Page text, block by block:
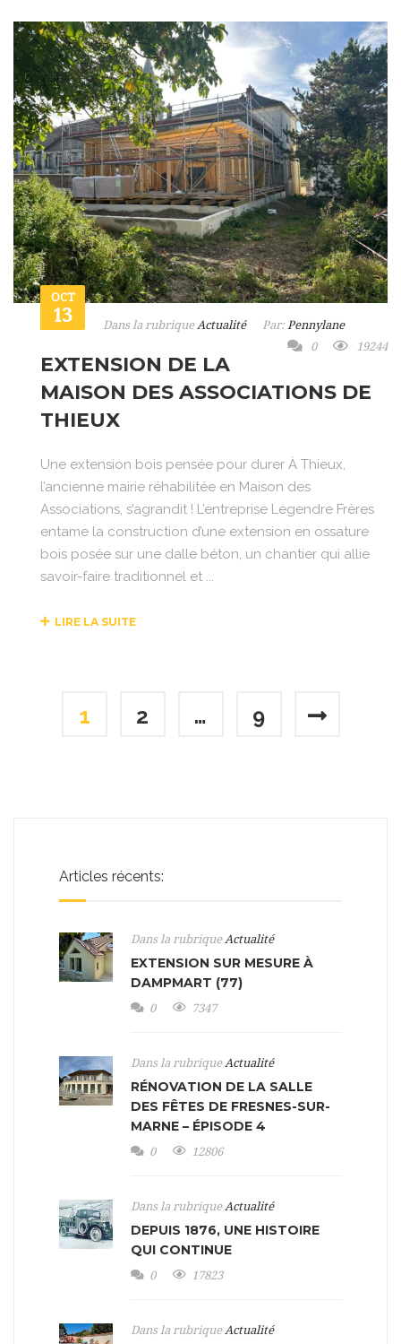
OCT
13 Dans la rubrique Actualité Par: Pennylane
0
19244
EXTENSION DE LA
MAISON DES ASSOCIATIONS DE
THIEUX
Une extension bois pensée pour durer À Thieux,
l’ancienne mairie réhabilitée en Maison des
Associations, s’agrandit ! L’entreprise Legendre Frères
entame la construction d’une extension en ossature
bois posée sur une dalle béton, un chantier qui allie
savoir-faire traditionnel et ...
LIRE LA SUITE
1 2 … 9
Articles récents:
Dans la rubrique Actualité
EXTENSION SUR MESURE À
DAMPMART (77)
0 7347
Dans la rubrique Actualité
RÉNOVATION DE LA SALLE
DES FÊTES DE FRESNES-SUR-
MARNE – ÉPISODE 4
0 12806
Dans la rubrique Actualité
DEPUIS 1876, UNE HISTOIRE
QUI CONTINUE
0 17823
Dans la rubrique Actualité